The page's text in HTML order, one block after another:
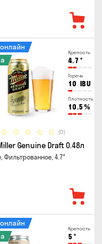
Крепость
4.7 °
Горечь
10 IBU
Плотность
10.5 %
(0)
Genuine Draft 0.48л
Фильтрованное, 4.7°
Крепость
5 °